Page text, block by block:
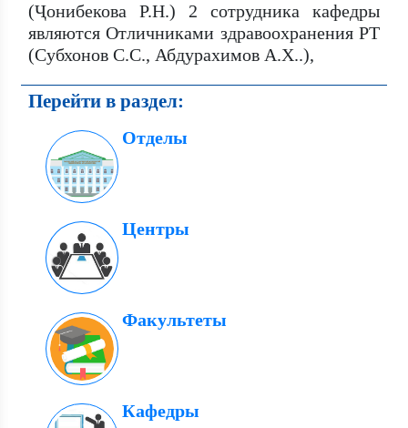
(Ҷонибекова Р.Н.) 2 сотрудника кафедры
являются Отличниками здравоохранения РТ
(Субхонов С.С., Абдурахимов А.Х..),
Перейти в раздел:
Отделы
Центры
Факультеты
Кафедры